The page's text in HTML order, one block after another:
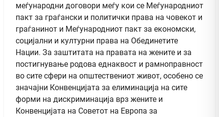
меѓународни договори меѓу кои се Меѓународниот
пакт за граѓански и политички права на човекот и
граѓанинот и Меѓународниот пакт за економски,
социјални и културни права на Обединетите
Нации. За заштитата на правата на жените и за
постигнување родова еднаквост и рамноправност
во сите сфери на општествениот живот, особено се
значајни Конвенцијата за елиминација на сите
форми на дискриминација врз жените и
Конвенцијата на Советот на Европа за